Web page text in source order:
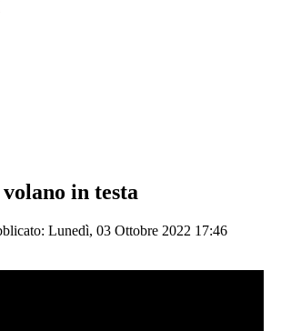
in testa
Lunedì, 03 Ottobre 2022 17:46